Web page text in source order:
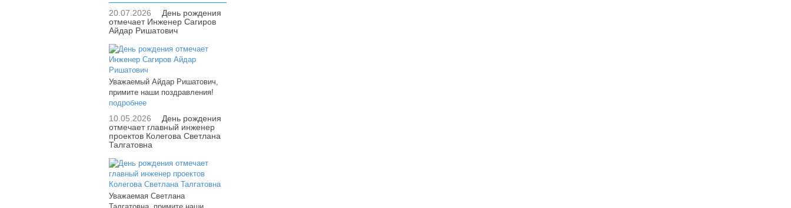
20.07.2026
День рождения
отмечает Инженер Сагиров
Айдар Ришатович
Уважаемый Айдар Ришатович,
примите наши поздравления!
подробнее
10.05.2026
День рождения
отмечает главный инженер
проектов Колегова Светлана
Талгатовна
Уважаемая Светлана